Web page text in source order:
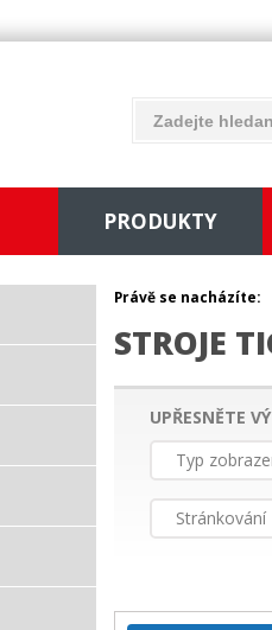
PRODUKTY
Právě se nacházíte:
STROJE
UPŘESNĚTE
Typ
Stránkování